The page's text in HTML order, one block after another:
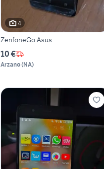
4
ZenfoneGo Asus
10 €
Arzano(NA)